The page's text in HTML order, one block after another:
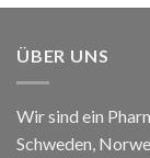
ÜBER UNS
Wir sind ein
Schweden,